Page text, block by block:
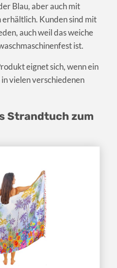
Blau, aber auch mit
Kunden sind mit
auch weil das weiche
ist.
eignet sich, wenn ein
vielen verschiedenen
Strandtuch zum